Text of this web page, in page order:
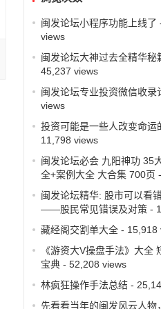
闽发论坛小程序功能上线了
views
闽发论坛大神过去全精华秘
45,237 views
闽发论坛专业投资微信收录
views
投资可能是一些人改变命运
11,798 views
闽发论坛必会 九阳神功 35
全+案例大全 大合集 700页
闽发论坛精华: 股市可以看
——股民常见错误及对策-
藏经阁交割单大全- 15,918
《游资大V操盘手法》大全
宝典- 52,208 views
林疯狂操作手法总结-
先看看当年的闽发风云人物